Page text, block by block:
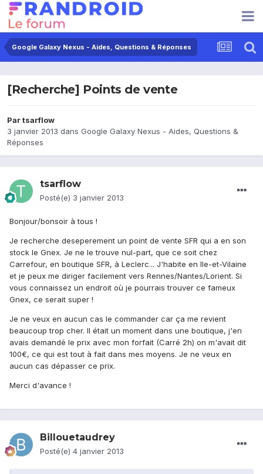
Google Galaxy Nexus - Aides, Questions & Réponses
[Recherche] Points de vente
Partsarflow
3 janvier 2013 dans Google Galaxy Nexus - Aides, Questions &
Réponses
tsarflow
Posté(e) 3 janvier 2013
Bonjour/bonsoir à tous !
Je recherche deseperement un point de vente SFR qui a en son
stock le Gnex. Je ne le trouve nul-part, que ce soit chez
Carrefour, en boutique SFR, à Leclerc... J'habite en Ile-et-Vilaine
et je peux me diriger facilement vers Rennes/Nantes/Lorient. Si
vous connaissez un endroit où je pourrais trouver ce fameux
Gnex, ce serait super !
Je ne veux en aucun cas le commander car ça me revient
beaucoup trop cher. ll était un moment dans une boutique, j'en
avais demandé le prix avec mon forfait (Carré 2h) on m'avait dit
100€, ce qui est tout à fait dans mes moyens. Je ne veux en
aucun cas dépasser ce prix.
Merci d'avance !
Billouetaudrey
Posté(e) 4 janvier 2013